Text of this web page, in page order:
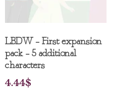
LBDW – First expansion
pack – 5 additional
characters
4.44$